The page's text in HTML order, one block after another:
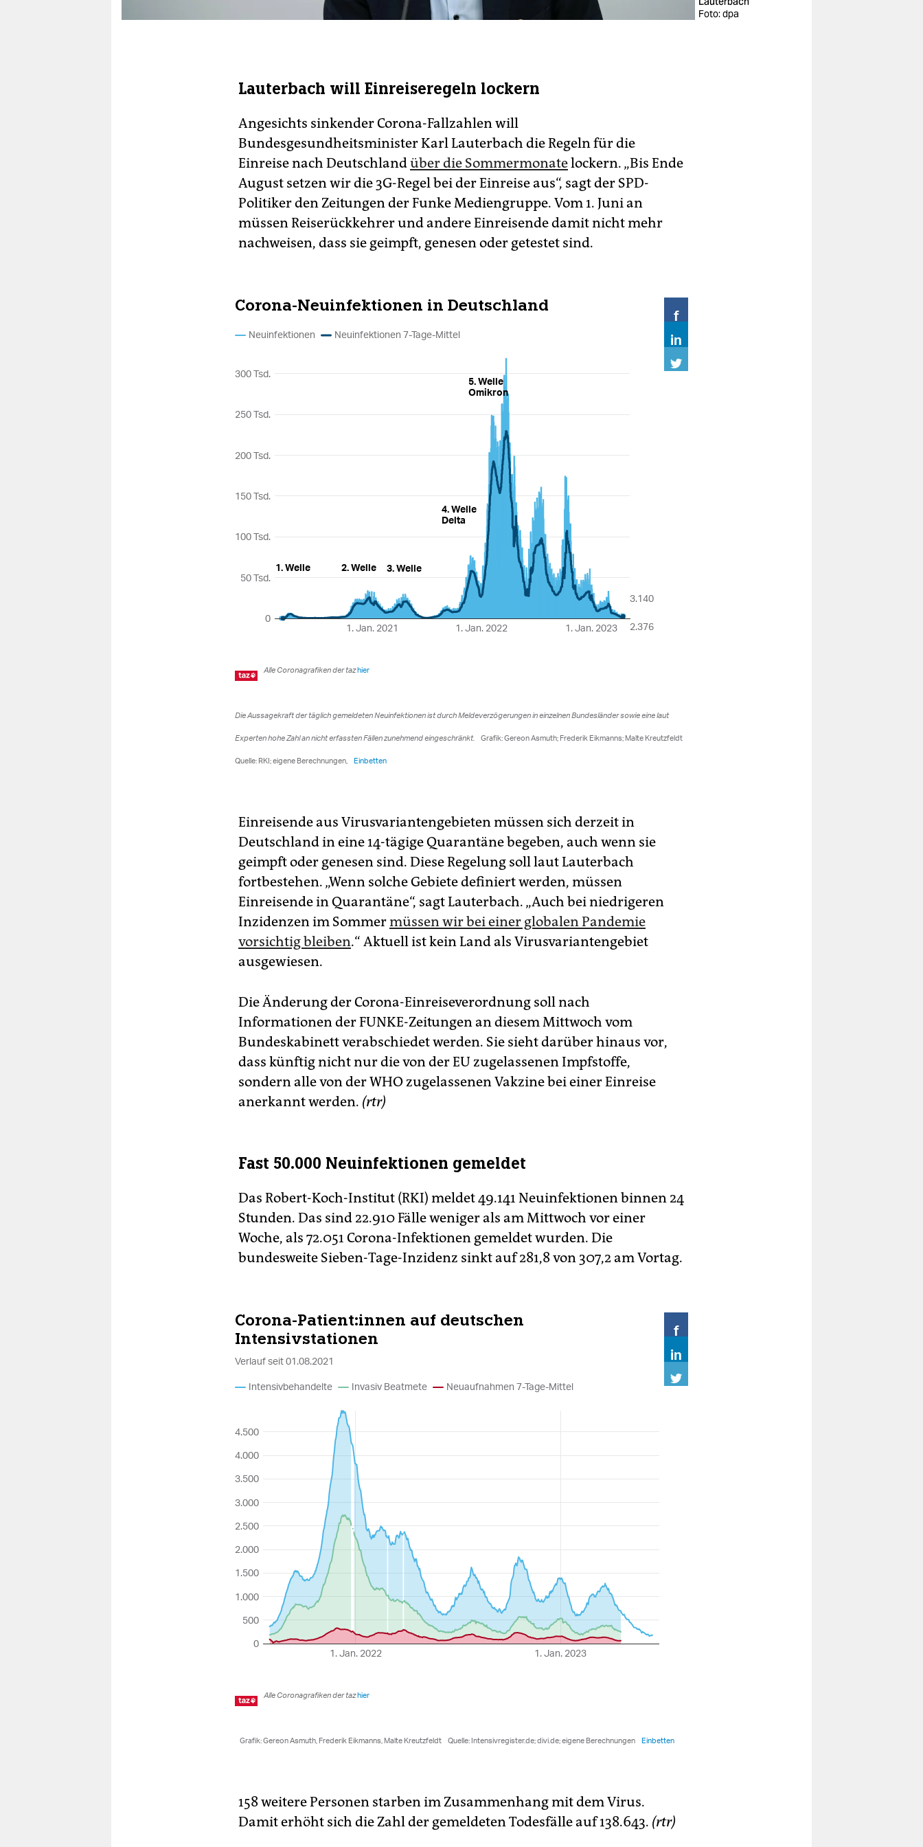
Foto: dpa
Lauterbach will Einreiseregeln lockern
Angesichts sinkender Corona-Fallzahlen will
Bundesgesundheitsminister Karl Lauterbach die Regeln für die
Einreise nach Deutschlandüber die Sommermonatelockern. „Bis Ende
August setzen wir die 3G-Regel bei der Einreise aus“, sagt der SPD-
Politiker den Zeitungen der Funke Mediengruppe. Vom 1. Juni an
müssen Reiserückkehrer und andere Einreisende damit nicht mehr
nachweisen, dass sie geimpft, genesen oder getestet sind.
Einreisende aus Virusvariantengebieten müssen sich derzeit in
Deutschland in eine 14-tägige Quarantäne begeben, auch wenn sie
geimpft oder genesen sind. Diese Regelung soll laut Lauterbach
fortbestehen. „Wenn solche Gebiete definiert werden, müssen
Einreisende in Quarantäne“, sagt Lauterbach. „Auch bei niedrigeren
Inzidenzen im Sommermüssen wir bei einer globalen Pandemie
vorsichtig bleiben.“ Aktuell ist kein Land als Virusvariantengebiet
ausgewiesen.
Die Änderung der Corona-Einreiseverordnung soll nach
Informationen der FUNKE-Zeitungen an diesem Mittwoch vom
Bundeskabinett verabschiedet werden. Sie sieht darüber hinaus vor,
dass künftig nicht nur die von der EU zugelassenen Impfstoffe,
sondern alle von der WHO zugelassenen Vakzine bei einer Einreise
anerkannt werden. (rtr)
Fast 50.000 Neuinfektionen gemeldet
Das Robert-Koch-Institut (RKI) meldet 49.141 Neuinfektionen binnen 24
Stunden. Das sind 22.910 Fälle weniger als am Mittwoch vor einer
Woche, als 72.051 Corona-Infektionen gemeldet wurden. Die
bundesweite Sieben-Tage-Inzidenz sinkt auf 281,8 von 307,2 am Vortag.
158 weitere Personen starben im Zusammenhang mit dem Virus.
Damit erhöht sich die Zahl der gemeldeten Todesfälle auf 138.643. (rtr)